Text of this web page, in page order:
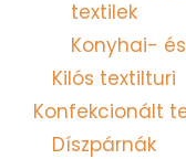
textilek
Konyhai-
Kilós textilturi
Konfekcionált
Díszpárnák